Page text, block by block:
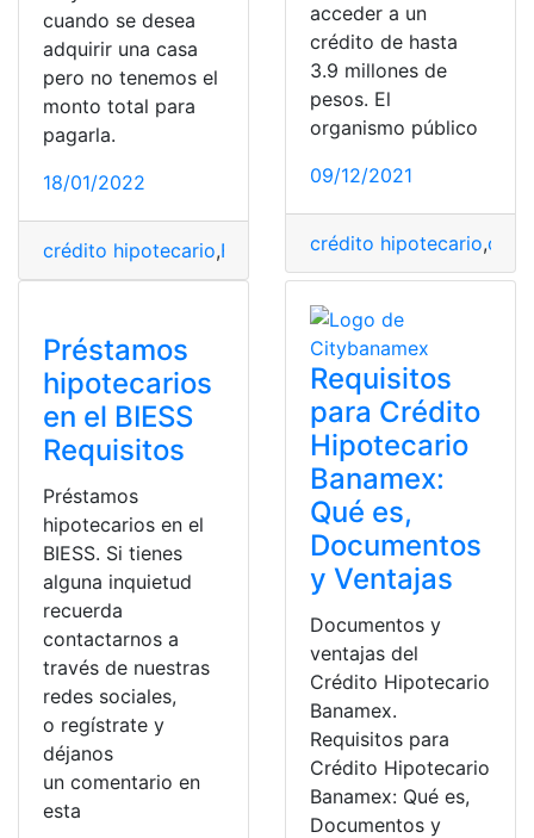
cuando se desea
adquirir una casa
pero no tenemos el
monto total para
pagarla.
18/01/2022
crédito hipotecario,Formulario,formulario 600,
acceder a un
crédito de hasta
3.9 millones de
pesos. El
organismo público
09/12/2021
crédito hipotecario,
Préstamos
hipotecarios
en el BIESS
Requisitos
Préstamos
hipotecarios en el
BIESS. Si tienes
alguna inquietud
recuerda
contactarnos a
través de nuestras
redes sociales,
o regístrate y
déjanos
un comentario en
esta
Requisitos
para Crédito
Hipotecario
Banamex:
Qué es,
Documentos
y Ventajas
Documentos y
ventajas del
Crédito Hipotecario
Banamex.
Requisitos para
Crédito Hipotecario
Banamex: Qué es,
Documentos y